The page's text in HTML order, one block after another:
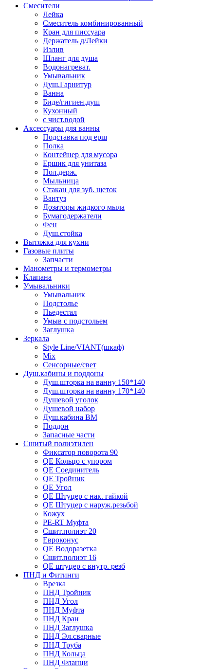
Смесители
Лейка
Смеситель комбинированный
Кран для писсуара
Держатель д/Лейки
Излив
Шланг для душа
Водонагреват.
Умывальник
Душ.Гарнитур
Ванна
Биде/гигиен.душ
Кухонный
с чист.водой
Аксессуары для ванны
Подставка под ерш
Полка
Контейнер для мусора
Ершик для унитаза
Пол.держ.
Мыльница
Стакан для зуб. щеток
Вантуз
Дозаторы жидкого мыла
Бумагодержатели
Фен
Душ.стойка
Вытяжка для кухни
Газовые плиты
Запчасти
Манометры и термометры
Клапана
Умывальники
Умывальник
Подстолье
Пьедестал
Умыв с подстольем
Заглушка
Зеркала
Style Line/VIANT(шкаф)
Mix
Сенсорные/свет
Душ.кабины и поддоны
Душ.шторка на ванну 150*140
Душ.шторка на ванну 170*140
Душевой уголок
Душевой набор
Душ.кабина ВМ
Поддон
Запасные части
Сшитый полиэтилен
Фиксатор поворота 90
QE Кольцо с упором
QE Соединитель
QE Тройник
QE Угол
QE Штуцер с нак. гайкой
QE Штуцер с наруж.резьбой
Кожух
PE-RT Муфта
Сшит.полиэт 20
Евроконус
QE Водоразетка
Сшит.полиэт 16
QE штуцер с внутр. резб
ПНД и Фитинги
Врезка
ПНД Тройник
ПНД Угол
ПНД Муфта
ПНД Кран
ПНД Заглушка
ПНД Эл.сварные
ПНД Труба
ПНД Кольца
ПНД Фланци